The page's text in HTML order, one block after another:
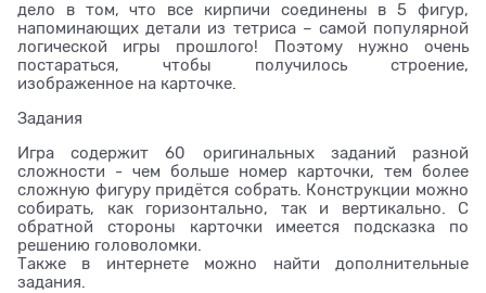
дело в том, что все кирпичи соединены в 5 фигур,
напоминающих детали из тетриса – самой популярной
логической игры прошлого! Поэтому нужно очень
постараться, чтобы получилось строение,
изображенное на карточке.
Задания
Игра содержит 60 оригинальных заданий разной
сложности - чем больше номер карточки, тем более
сложную фигуру придётся собрать. Конструкции можно
собирать, как горизонтально, так и вертикально. С
обратной стороны карточки имеется подсказка по
решению головоломки.
Также в интернете можно найти дополнительные
задания.